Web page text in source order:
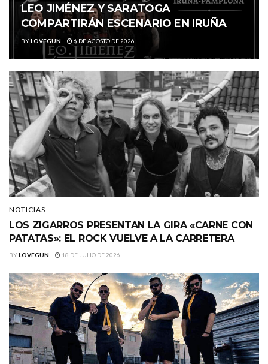
LEO JIMÉNEZ Y SARATOGA
COMPARTIRÁN ESCENARIO EN IRUÑA
BYLOVEGUN 6 DE AGOSTO DE 2026
NOTICIAS
LOS ZIGARROS PRESENTAN LA GIRA «CARNE CON
PATATAS»: EL ROCK VUELVE A LA CARRETERA
BYLOVEGUN 18 DE JULIO DE 2026